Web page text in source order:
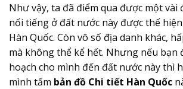
Như vậy, ta đã điểm qua được một vài
nổi tiếng ở đất nước này được thể
Hàn Quốc. Còn vô số địa danh khác,
mà không thể kể hết. Nhưng nếu bạn
hoạch cho mình đến đất nước này thì
mình tấm bản đồ Chi tiết Hàn Quốc